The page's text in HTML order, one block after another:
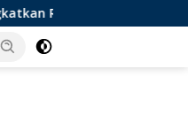
Publik dan Kebersihan